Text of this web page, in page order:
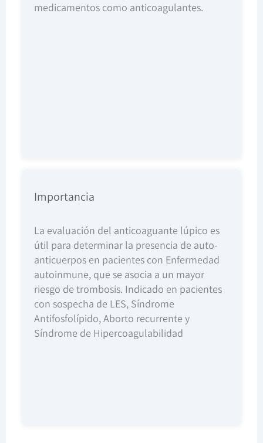
medicamentos como anticoagulantes.
Importancia
La evaluación del anticoaguante lúpico es
útil para determinar la presencia de auto-
anticuerpos en pacientes con Enfermedad
autoinmune, que se asocia a un mayor
riesgo de trombosis. Indicado en pacientes
con sospecha de LES, Síndrome
Antifosfolípido, Aborto recurrente y
Síndrome de Hipercoagulabilidad